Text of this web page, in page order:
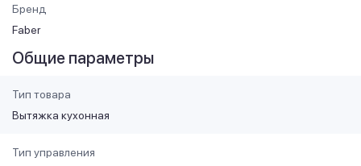
Бренд
Faber
Общие параметры
Тип товара
Вытяжка кухонная
Тип управления